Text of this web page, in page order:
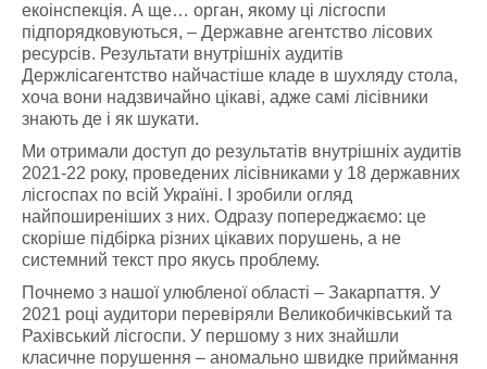
екоінспекція. А ще… орган, якому ці лісгоспи
підпорядковуються, – Державне агентство лісових
ресурсів. Результати внутрішніх аудитів
Держлісагентство найчастіше кладе в шухляду стола,
хоча вони надзвичайно цікаві, адже самі лісівники
знають де і як шукати.
Ми отримали доступ до результатів внутрішніх аудитів
2021-22 року, проведених лісівниками у 18 державних
лісгоспах по всій Україні. І зробили огляд
найпоширеніших з них. Одразу попереджаємо: це
скоріше підбірка різних цікавих порушень, а не
системний текст про якусь проблему.
Почнемо з нашої улюбленої області – Закарпаття. У
2021 році аудитори перевіряли Великобичківський та
Рахівський лісгоспи. У першому з них знайшли
класичне порушення – аномально швидке приймання